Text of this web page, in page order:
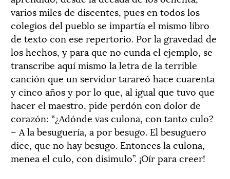
varios miles de discentes, pues en todos los
colegios del pueblo se impartía el mismo libro
de texto con ese repertorio. Por la gravedad de
los hechos, y para que no cunda el ejemplo, se
transcribe aquí mismo la letra de la terrible
canción que un servidor tarareó hace cuarenta
y cinco años y por lo que, al igual que tuvo que
hacer el maestro, pide perdón con dolor de
corazón: “¿Adónde vas culona, con tanto culo?
– A la besuguería, a por besugo. El besuguero
dice, que no hay besugo. Entonces la culona,
menea el culo, con disimulo”. ¡Oír para creer!